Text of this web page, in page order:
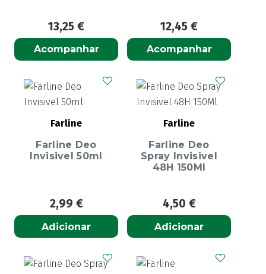
13,25 €
Acompanhar
12,45 €
Acompanhar
Farline
Farline Deo
Invisivel 50ml
2,99 €
Adicionar
Farline
Farline Deo
Spray Invisivel
48H 150Ml
4,50 €
Adicionar